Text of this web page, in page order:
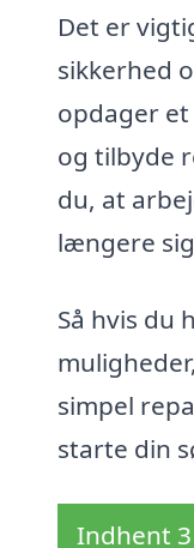
Det er
sikkerhed
opdager
og tilbyde
du, at
længere
Så hvis du
simpel
starte din
Indhent